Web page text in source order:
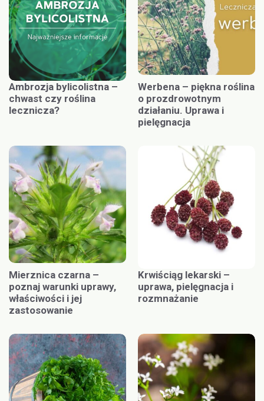
Ambrozja bylicolistna –
chwast czy roślina
lecznicza?
Werbena – piękna roślina
o prozdrowotnym
działaniu. Uprawa i
pielęgnacja
Mierznica czarna –
poznaj warunki uprawy,
właściwości i jej
zastosowanie
Krwiściąg lekarski –
uprawa, pielęgnacja i
rozmnażanie